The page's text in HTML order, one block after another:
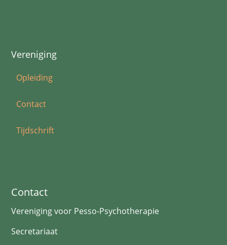
Vereniging
Opleiding
Contact
Tijdschrift
Contact
Vereniging voor Pesso-Psychotherapie
Secretariaat